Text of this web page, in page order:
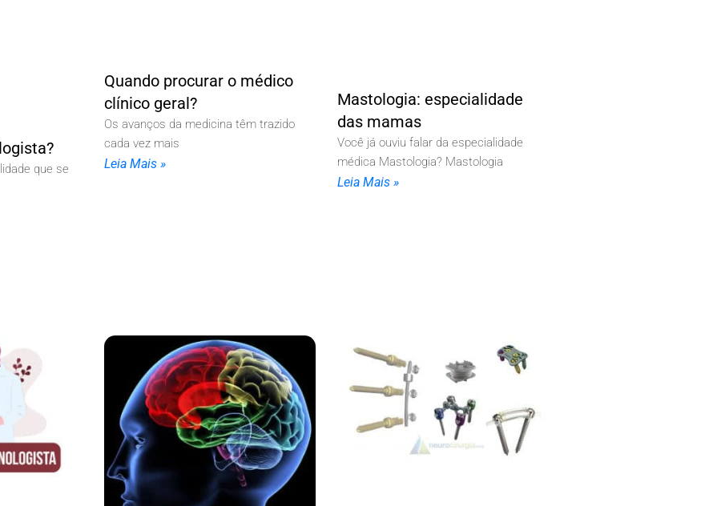
que se
Quando procurar o médico
clínico geral?
Os avanços da medicina têm trazido
cada vez mais
Leia Mais »
Mastologia: especialidade
das mamas
Você já ouviu falar da especialidade
médica Mastologia? Mastologia
Leia Mais »